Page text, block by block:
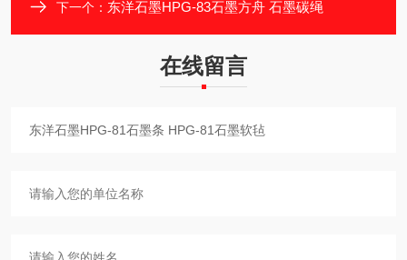
下一个： 东洋石墨HPG-83石墨方舟 石墨碳绳
在线留言